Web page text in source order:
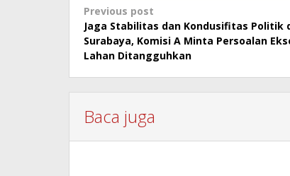
Post
navigation
Previous post
Jaga Stabilitas dan Kondusifitas Politik
Surabaya, Komisi A Minta Persoalan
Lahan Ditangguhkan
Baca juga